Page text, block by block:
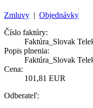
Zmluvy | Objednávky
Číslo faktúry:
Faktúra_Slovak
Popis plnenia:
Faktúra_Slovak
Cena:
101,81 EUR
Odberateľ: